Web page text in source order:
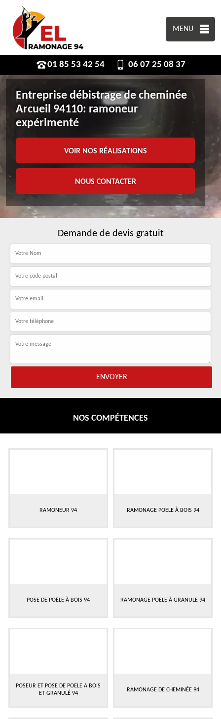
MENU
01 85 53 42 54 06 07 25 08 37
Entreprise débistrage de cheminée
Arcueil 94110: ramoneur
expérimenté
VOIR NOS RÉALISATIONS
NOUS CONTACTER
Demande de devis gratuit
NOS COMPÉTENCES
RAMONEUR 94 RAMONAGE POELE À BOIS 94
POSE DE POÊLE À BOIS 94 RAMONAGE POELE À GRANULE 94
POSEUR ET POSE DE POELE A BOIS
ET GRANULÉ 94
RAMONAGE DE CHEMINÉE 94